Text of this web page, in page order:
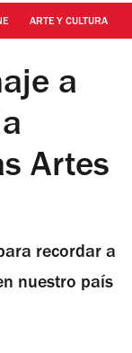
ARTE Y CULTURA
a
Artes
recordar a
nuestro país